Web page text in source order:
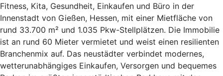
Fitness, Kita, Gesundheit, Einkaufen und Büro in der
Innenstadt von Gießen, Hessen, mit einer Mietfläche von
rund 33.700 m² und 1.035 Pkw-Stellplätzen. Die Immobilie
ist an rund 60 Mieter vermietet und weist einen resilienten
Branchenmix auf. Das neustädter verbindet modernes,
wetterunabhängiges Einkaufen, Versorgen und bequemes